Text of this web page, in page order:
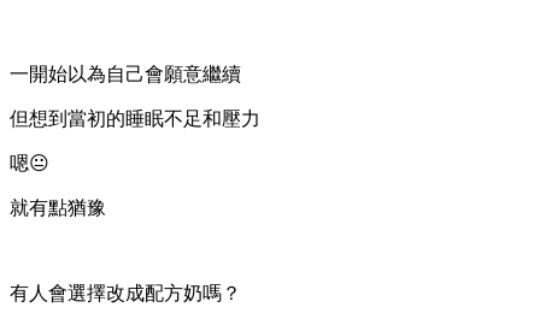
一開始以為自己會願意繼續
但想到當初的睡眠不足和壓力
嗯😐
就有點猶豫
有人會選擇改成配方奶嗎？